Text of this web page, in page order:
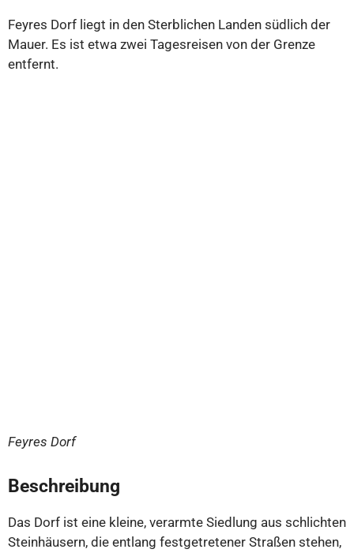
Feyres Dorf liegt in den Sterblichen Landen südlich der
Mauer. Es ist etwa zwei Tagesreisen von der Grenze
entfernt.
Feyres Dorf
Beschreibung
Das Dorf ist eine kleine, verarmte Siedlung aus schlichten
Steinhäusern, die entlang festgetretener Straßen stehen,